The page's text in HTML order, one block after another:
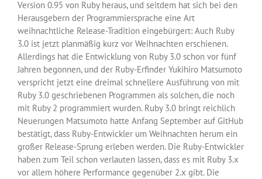
Version 0.95 von Ruby heraus, und seitdem hat sich bei den
Herausgebern der Programmiersprache eine Art
weihnachtliche Release-Tradition eingebürgert: Auch Ruby
3.0 ist jetzt planmäßig kurz vor Weihnachten erschienen.
Allerdings hat die Entwicklung von Ruby 3.0 schon vor fünf
Jahren begonnen, und der Ruby-Erfinder Yukihiro Matsumoto
verspricht jetzt eine dreimal schnellere Ausführung von mit
Ruby 3.0 geschriebenen Programmen als solchen, die noch
mit Ruby 2 programmiert wurden. Ruby 3.0 bringt reichlich
Neuerungen Matsumoto hatte Anfang September auf GitHub
bestätigt, dass Ruby-Entwickler um Weihnachten herum ein
großer Release-Sprung erleben werden. Die Ruby-Entwickler
haben zum Teil schon verlauten lassen, dass es mit Ruby 3.x
vor allem höhere Performance gegenüber 2.x gibt. Die